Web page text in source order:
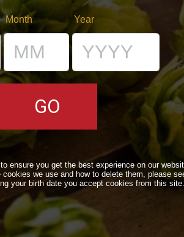
Month Year
ensure you get the best experience on our
we use and how to delete them, please
your birth date you accept cookies from this site.
IL BANCONE